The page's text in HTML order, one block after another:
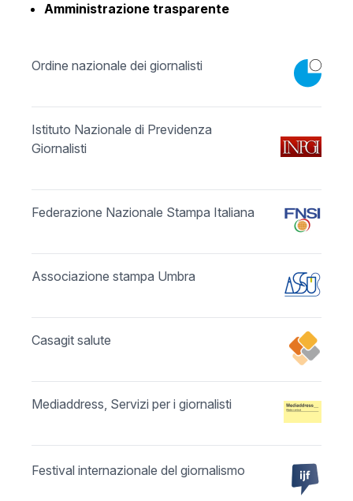
Amministrazione trasparente
Ordine nazionale dei giornalisti
Istituto Nazionale di Previdenza
Giornalisti
Federazione Nazionale Stampa Italiana
Associazione stampa Umbra
Casagit salute
Mediaddress, Servizi per i giornalisti
Festival internazionale del giornalismo